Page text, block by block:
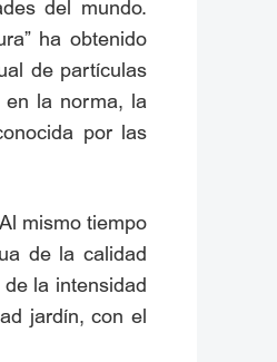
del mundo.
ha obtenido
de partículas
en la norma, la
por las
mismo tiempo
de la calidad
la intensidad
jardín, con el